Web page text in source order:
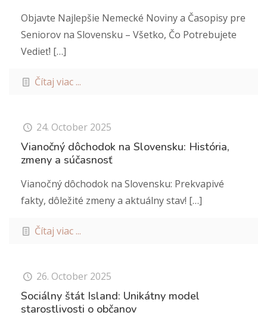
Objavte Najlepšie Nemecké Noviny a Časopisy pre
Seniorov na Slovensku – Všetko, Čo Potrebujete
Vedieť! […]
Čítaj viac ...
24. October 2025
Vianočný dôchodok na Slovensku: História,
zmeny a súčasnosť
Vianočný dôchodok na Slovensku: Prekvapivé
fakty, dôležité zmeny a aktuálny stav! […]
Čítaj viac ...
26. October 2025
Sociálny štát Island: Unikátny model
starostlivosti o občanov